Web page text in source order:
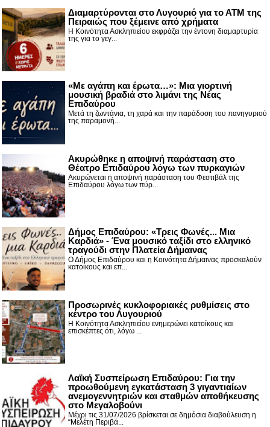
Διαμαρτύρονται στο Λυγουριό για το ΑΤΜ της
Πειραιώς που ξέμεινε από χρήματα
Η Κοινότητα Ασκληπιείου εκφράζει την έντονη διαμαρτυρία
της για το γεγ...
«Με αγάπη και έρωτα…»: Μια γιορτινή
μουσική βραδιά στο λιμάνι της Νέας
Επιδαύρου
Μετά τη ζωντάνια, τη χαρά και την παράδοση του πανηγυριού
της παραμονή...
Ακυρώθηκε η αποψινή παράσταση στο
Θέατρο Επιδαύρου λόγω των πυρκαγιών
Ακυρώνεται η αποψινή παράσταση του Φεστιβάλ της
Επιδαύρου λόγω των πύρ...
Δήμος Επιδαύρου: «Τρεις Φωνές... Μια
Καρδιά» - Ένα μουσικό ταξίδι στο ελληνικό
τραγούδι στην Πλατεία Δήμαινας
Ο Δήμος Επιδαύρου και η Κοινότητα Δήμαινας προσκαλούν
κατοίκους και επ...
Προσωρινές κυκλοφοριακές ρυθμίσεις στο
κέντρο του Λυγουριού
Η Κοινότητα Ασκληπιείου ενημερώνει κατοίκους και
επισκέπτες ότι, λόγω ...
Λαϊκή Συσπείρωση Επιδαύρου: Για την
προωθούμενη εγκατάσταση 3 γιγαντιαίων
ανεμογεννητριών και σταθμών αποθήκευσης
στο Μεγαλοβούνι
Μέχρι τις 31/07/2026 βρίσκεται σε δημόσια διαβούλευση η
“Μελέτη Περιβά...